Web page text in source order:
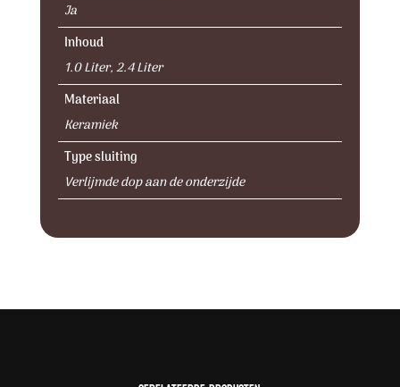
Ja
Inhoud
1.0 Liter, 2.4 Liter
Materiaal
Keramiek
Type sluiting
Verlijmde dop aan de onderzijde